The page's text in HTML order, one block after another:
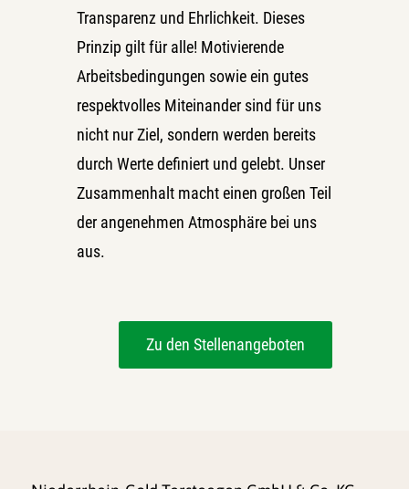
Transparenz und Ehrlichkeit. Dieses
Prinzip gilt für alle! Motivierende
Arbeitsbedingungen sowie ein gutes
respektvolles Miteinander sind für uns
nicht nur Ziel, sondern werden bereits
durch Werte definiert und gelebt. Unser
Zusammenhalt macht einen großen Teil
der angenehmen Atmosphäre bei uns
aus.
Zu den Stellenangeboten